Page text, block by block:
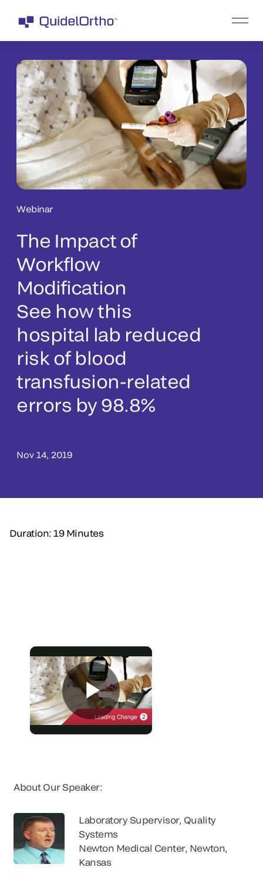
Webinar
The Impact of
Workflow
Modification
See how this
hospital lab reduced
risk of blood
transfusion-related
errors by 98.8%
Nov 14, 2019
Duration: 19 Minutes
About Our Speaker:
Laboratory Supervisor, Quality
Systems
Newton Medical Center, Newton,
Kansas